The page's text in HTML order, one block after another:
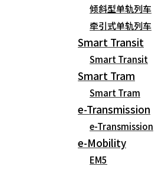
倾斜型单轨列车
牵引式单轨列车
Smart Transit
Smart Transit
Smart Tram
Smart Tram
e-Transmission
e-Transmission
e-Mobility
EM5
请输入正确的邮箱地址。
个人信息处理方针
+82-31-508-3800 Fax : +82-31-365-